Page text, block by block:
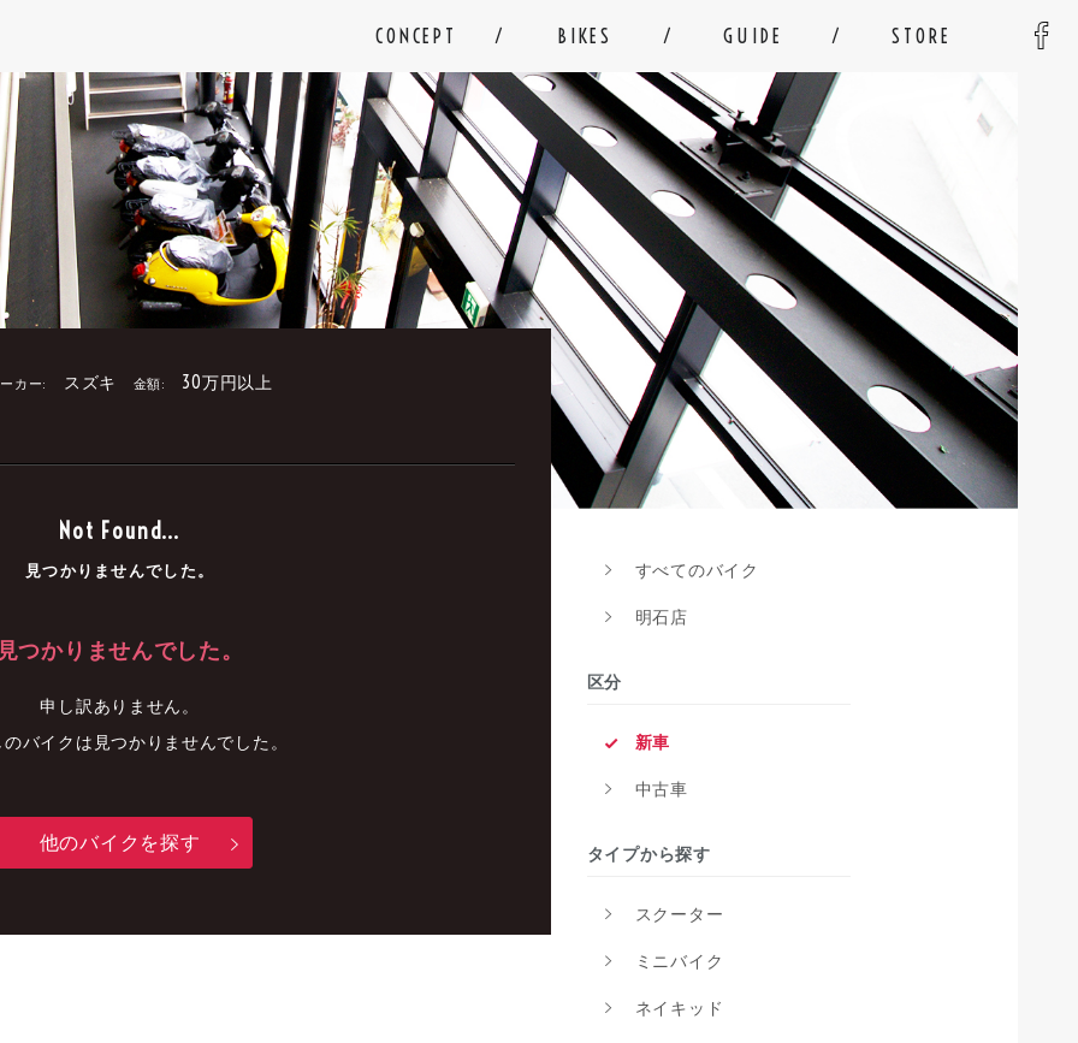
CONCEPT BIKES GUIDE STORE
カー: スズキ 金額: 30万円以上
Not Found...
見つかりませんでした。
見つかりませんでした。
申し訳ありません。
バイクは見つかりませんでした。
他のバイクを探す
すべてのバイク
明石店
区分
新車
中古車
タイプから探す
スクーター
ミニバイク
ネイキッド
中古車